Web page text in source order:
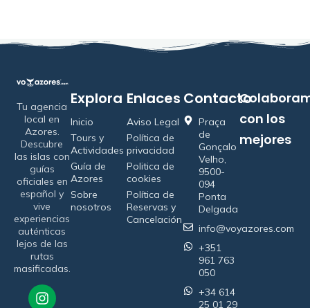
Tu agencia
local en
Azores.
Descubre
las islas con
guías
oficiales en
español y
vive
experiencias
auténticas
lejos de las
rutas
masificadas.
Explora
Inicio
Tours y
Actividades
Guía de
Azores
Sobre
nosotros
Enlaces
Aviso Legal
Política de
privacidad
Politica de
cookies
Política de
Reservas y
Cancelación
Contacto
Praça
de
Gonçalo
Velho,
9500-
094
Ponta
Delgada
info@voyazores.com
+351
961 763
050
+34 614
25 01 29
con los
mejores